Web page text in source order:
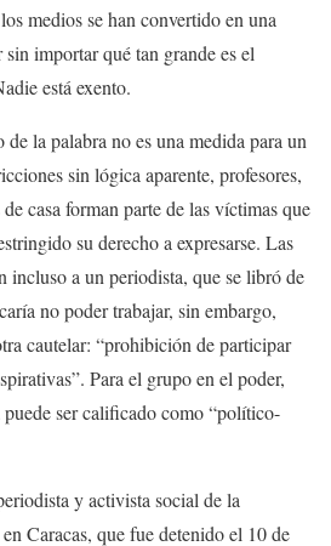
medios se han convertido en una
importar qué tan grande es el
está exento.
la palabra no es una medida para un
sin lógica aparente, profesores,
casa forman parte de las víctimas que
su derecho a expresarse. Las
incluso a un periodista, que se libró de
no poder trabajar, sin embargo,
cautelar: “prohibición de participar
Para el grupo en el poder,
ser calificado como “político-
y activista social de la
Caracas, que fue detenido el 10 de